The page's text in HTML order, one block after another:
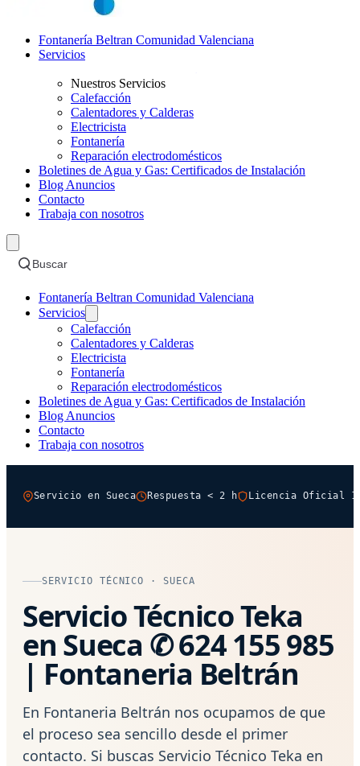
Fontanería Beltran Comunidad Valenciana
Servicios
Nuestros Servicios
Calefacción
Calentadores y Calderas
Electricista
Fontanería
Reparación electrodomésticos
Boletines de Agua y Gas: Certificados de Instalación
Blog Anuncios
Contacto
Trabaja con nosotros
Buscar
Fontanería Beltran Comunidad Valenciana
Servicios
Calefacción
Calentadores y Calderas
Electricista
Fontanería
Reparación electrodomésticos
Boletines de Agua y Gas: Certificados de Instalación
Blog Anuncios
Contacto
Trabaja con nosotros
Servicio en Sueca Respuesta < 2 h Licencia Oficial
SERVICIO TÉCNICO · SUECA
Servicio Técnico Teka
en Sueca ✆ 624 155 985
| Fontaneria Beltrán
En Fontaneria Beltrán nos ocupamos de que
el proceso sea sencillo desde el primer
contacto. Si buscas Servicio Técnico Teka en